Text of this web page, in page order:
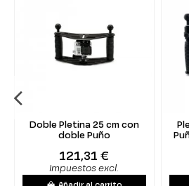
Doble Pletina 25 cm con
doble Puño
121,31 €
Impuestos excl.